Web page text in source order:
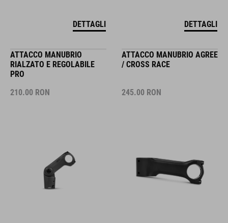
DETTAGLI DETTAGLI
ATTACCO MANUBRIO
RIALZATO E REGOLABILE
PRO
210.00 RON
ATTACCO MANUBRIO AGREE
/ CROSS RACE
245.00 RON